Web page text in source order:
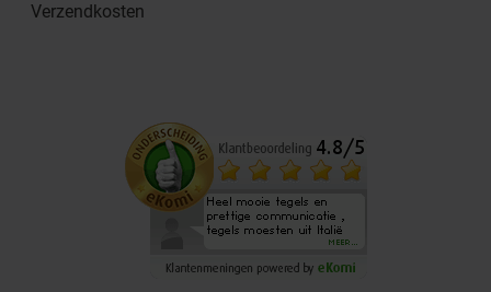
Verzendkosten